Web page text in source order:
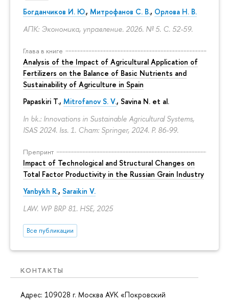
Богданчиков И. Ю., Митрофанов С. В., Орлова Н. В.
АПК: Экономика, управление. 2026. № 5. С. 52-59.
Глава в книге
Analysis of the Impact of Agricultural Application of
Fertilizers on the Balance of Basic Nutrients and
Sustainability of Agriculture in Spain
Papaskiri T., Mitrofanov S. V., Savina N. et al.
In bk.: Innovations in Sustainable Agricultural Systems,
ISAS 2024. Iss. 1. Cham: Springer, 2024. P. 86-99.
Препринт
Impact of Technological and Structural Changes on
Total Factor Productivity in the Russian Grain Industry
Yanbykh R., Saraikin V.
LAW. WP BRP 81. HSE, 2025
Все публикации
КОНТАКТЫ
Адрес: 109028 г. Москва АУК «Покровский